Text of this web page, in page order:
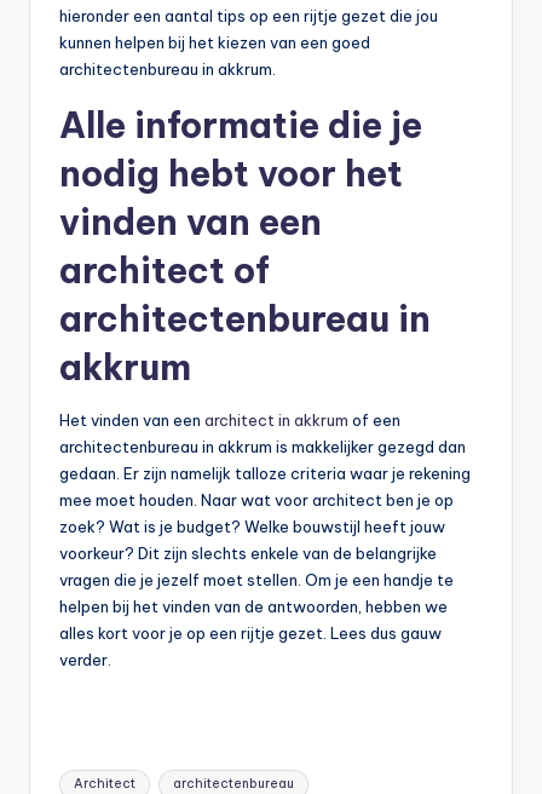
hieronder een aantal tips op een rijtje gezet die jou
kunnen helpen bij het kiezen van een goed
architectenbureau in akkrum.
Alle informatie die je
nodig hebt voor het
vinden van een
architect of
architectenbureau in
akkrum
Het vinden van een architect in akkrum of een
architectenbureau in akkrum is makkelijker gezegd dan
gedaan. Er zijn namelijk talloze criteria waar je rekening
mee moet houden. Naar wat voor architect ben je op
zoek? Wat is je budget? Welke bouwstijl heeft jouw
voorkeur? Dit zijn slechts enkele van de belangrijke
vragen die je jezelf moet stellen. Om je een handje te
helpen bij het vinden van de antwoorden, hebben we
alles kort voor je op een rijtje gezet. Lees dus gauw
verder.
Tags:
Architect architectenbureau